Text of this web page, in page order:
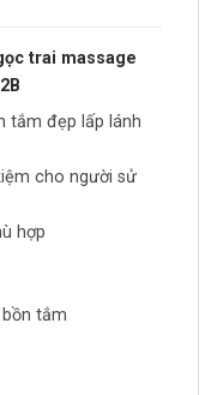
trai massage
tắm đẹp lấp lánh
cho người sử
hợp
tắm